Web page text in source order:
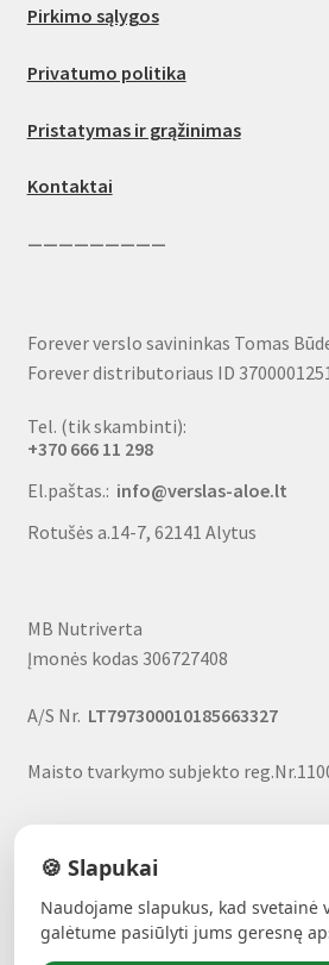
Pirkimo sąlygos
Privatumo politika
Pristatymas ir grąžinimas
Kontaktai
—————————
Forever verslo savininkas Tomas
Forever distributoriaus ID
Tel. (tik skambinti):
+370 666 11 298
El.paštas.: info@verslas-aloe.lt
Rotušės a.14-7, 62141 Alytus
MB Nutriverta
Įmonės kodas 306727408
A/S Nr. LT797300010185663327
Maisto tvarkymo subjekto
ALAVIJŲ GALIA!- Forever produktai,
galimybė
🍪 Slapukai
Naudojame slapukus, kad svetainė
galėtume pasiūlyti jums geresnę